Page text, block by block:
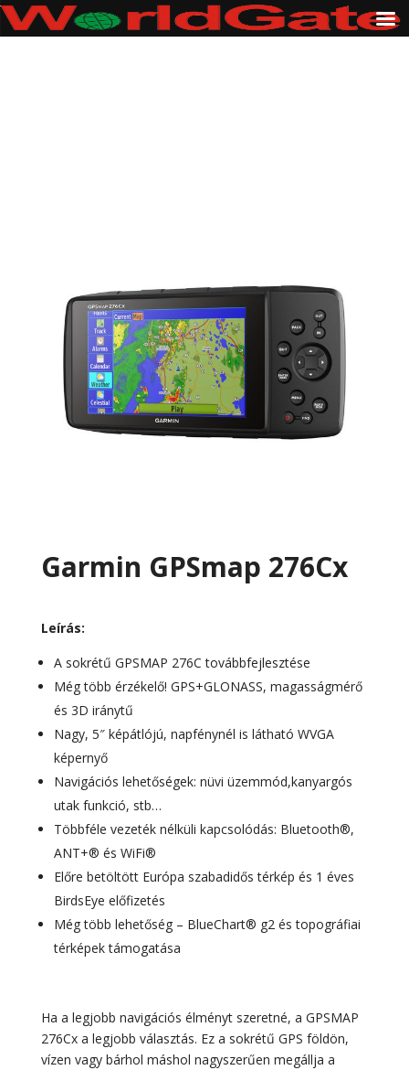
Garmin GPSmap 276Cx
Leírás:
A sokrétű GPSMAP 276C továbbfejlesztése
Még több érzékelő! GPS+GLONASS, magasságmérő
és 3D iránytű
Nagy, 5″ képátlójú, napfénynél is látható WVGA
képernyő
Navigációs lehetőségek: nüvi üzemmód,kanyargós
utak funkció, stb…
Többféle vezeték nélküli kapcsolódás: Bluetooth®,
ANT+® és WiFi®
Előre betöltött Európa szabadidős térkép és 1 éves
BirdsEye előfizetés
Még több lehetőség – BlueChart® g2 és topográfiai
térképek támogatása
Ha a legjobb navigációs élményt szeretné, a GPSMAP
276Cx a legjobb választás. Ez a sokrétű GPS földön,
vízen vagy bárhol máshol nagyszerűen megállja a